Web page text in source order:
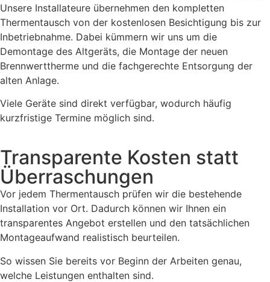
Unsere Installateure übernehmen den kompletten
Thermentausch von der kostenlosen Besichtigung bis zur
Inbetriebnahme. Dabei kümmern wir uns um die
Demontage des Altgeräts, die Montage der neuen
Brennwerttherme und die fachgerechte Entsorgung der
alten Anlage.
Viele Geräte sind direkt verfügbar, wodurch häufig
kurzfristige Termine möglich sind.
Transparente Kosten statt
Überraschungen
Vor jedem Thermentausch prüfen wir die bestehende
Installation vor Ort. Dadurch können wir Ihnen ein
transparentes Angebot erstellen und den tatsächlichen
Montageaufwand realistisch beurteilen.
So wissen Sie bereits vor Beginn der Arbeiten genau,
welche Leistungen enthalten sind.